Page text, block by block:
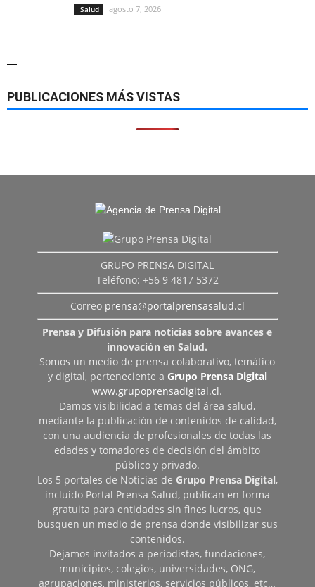
Salud agosto 7, 2026
—
PUBLICACIONES MÁS VISTAS
GRUPO PRENSA DIGITAL
Teléfono: +56 9 4817 5372
Correo prensa@portalprensasalud.cl
Prensa y Difusión para noticias sobre avances e
innovación en Salud.
Somos un medio de prensa colaborativo, temático
y digital, perteneciente a Grupo Prensa Digital
www.grupoprensadigital.cl.
Damos visibilidad a temas del área salud,
mediante la publicación de contenidos de calidad,
con una audiencia de profesionales de todas las
edades y tomadores de decisión del ámbito
público y privado.
Los 5 portales de Noticias de Grupo Prensa Digital,
incluido Portal Prensa Salud, publican en forma
gratuita para entidades sin fines lucros, que
busquen un medio de prensa donde visibilizar sus
contenidos.
Dejamos invitados a periodistas, fundaciones,
municipios, colegios, universidades, ONG,
agrupaciones, ministerios, servicios públicos, etc…